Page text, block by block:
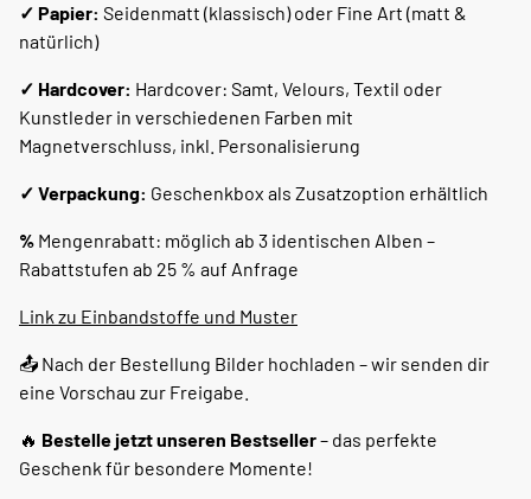
✓ Papier: Seidenmatt (klassisch) oder Fine Art (matt &
natürlich)
✓ Hardcover: Hardcover: Samt, Velours, Textil oder
Kunstleder in verschiedenen Farben mit
Magnetverschluss, inkl. Personalisierung
✓ Verpackung: Geschenkbox als Zusatzoption erhältlich
% Mengenrabatt: möglich ab 3 identischen Alben –
Rabattstufen ab 25 % auf Anfrage
Link zu Einbandstoffe und Muster
📤 Nach der Bestellung Bilder hochladen – wir senden dir
eine Vorschau zur Freigabe.
🔥 Bestelle jetzt unseren Bestseller– das perfekte
Geschenk für besondere Momente!